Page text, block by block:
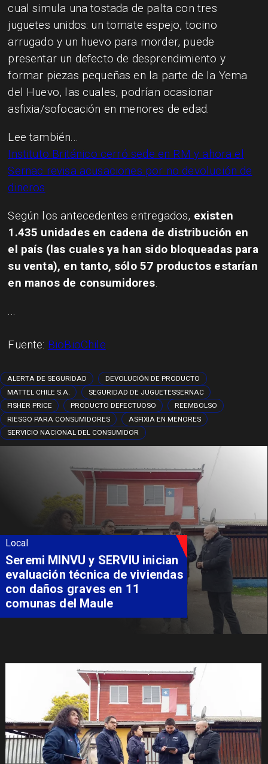
cual simula una tostada de palta con tres
juguetes unidos: un tomate espejo, tocino
arrugado y un huevo para morder, puede
presentar un defecto de desprendimiento y
formar piezas pequeñas en la parte de la Yema
del Huevo, las cuales, podrían ocasionar
asfixia/sofocación en menores de edad.
Lee también...
Instituto Británico cerró sede en RM y ahora el
Sernac revisa acusaciones por no devolución de
dineros
Según los antecedentes entregados, existen
1.435 unidades en cadena de distribución en
el país (las cuales ya han sido bloqueadas para
su venta), en tanto, sólo 57 productos estarían
en manos de consumidores.
...
Fuente: BioBioChile
ALERTA DE SEGURIDAD
DEVOLUCIÓN DE PRODUCTO
MATTEL CHILE S.A.
SEGURIDAD DE JUGUETESSERNAC
FISHER PRICE
PRODUCTO DEFECTUOSO
REEMBOLSO
RIESGO PARA CONSUMIDORES
ASFIXIA EN MENORES
SERVICIO NACIONAL DEL CONSUMIDOR
Local
Fondo Orasmi entrega apoyo a
familia de Romeral para
costear alimentación
especializada de niño con
Síndrome de Intestino Corto